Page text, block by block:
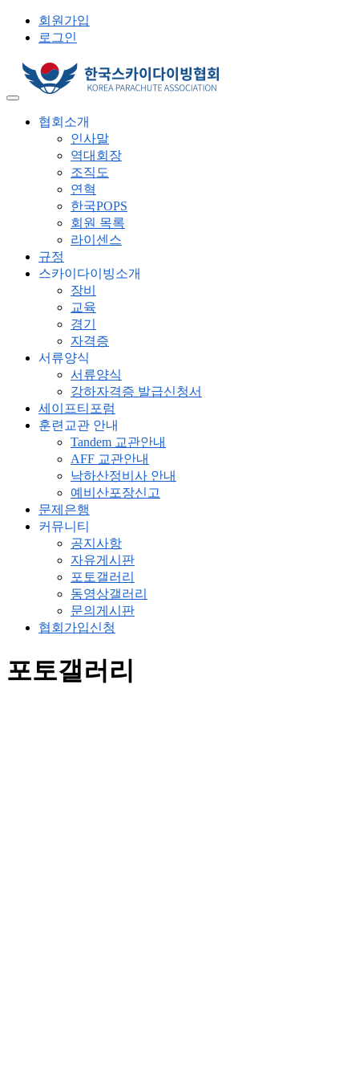
회원가입
로그인
협회소개
인사말
역대회장
조직도
연혁
한국POPS
회원 목록
라이센스
규정
스카이다이빙소개
장비
교육
경기
자격증
서류양식
서류양식
강하자격증 발급신청서
세이프티포럼
훈련교관 안내
Tandem 교관안내
AFF 교관안내
낙하산정비사 안내
예비산포장신고
문제은행
커뮤니티
공지사항
자유게시판
포토갤러리
동영상갤러리
문의게시판
협회가입신청
포토갤러리